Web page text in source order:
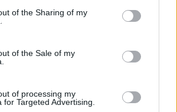
of the Sharing of my
of the Sale of my
of processing my
for Targeted Advertising.
z odbieraniem życia
Balladyna to dzieło pełne
znaczeń i atrybutów. Dzięki nim
naszej wyobraźni. Użycie